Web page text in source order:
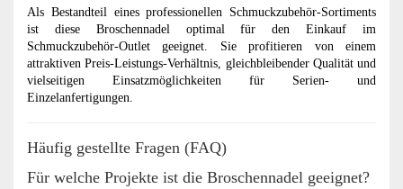
Als Bestandteil eines professionellen Schmuckzubehör-Sortiments
ist diese Broschennadel optimal für den Einkauf im
Schmuckzubehör-Outlet geeignet. Sie profitieren von einem
attraktiven Preis-Leistungs-Verhältnis, gleichbleibender Qualität und
vielseitigen Einsatzmöglichkeiten für Serien- und
Einzelanfertigungen.
Häufig gestellte Fragen (FAQ)
Für welche Projekte ist die Broschennadel geeignet?